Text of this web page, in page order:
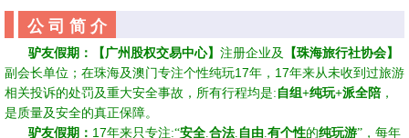
公 司 简 介
驴友假期： 【广州股权交易中心】 注册企业及
【珠海旅行社协会】
副会长单位； 在珠海及澳门专注个性纯玩17年 ， 17年来从未收到过旅游
相关投诉的处罚及重大安全事故，所有行程均是: 自组+纯玩+派全陪，
是质量及安全的真正保障。
驴友假期： 17年来只专注:“安全.合法. 自由.有个性的纯玩游”，每年